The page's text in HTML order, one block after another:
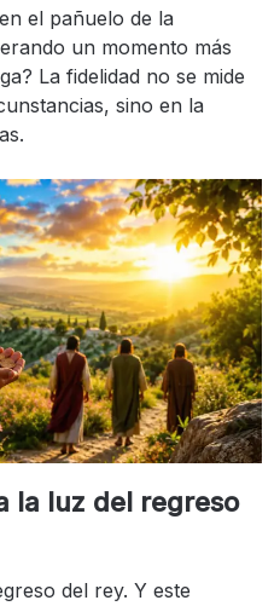
el pañuelo de la
un momento más
La fidelidad no se mide
sino en la
la luz del regreso
del rey. Y este